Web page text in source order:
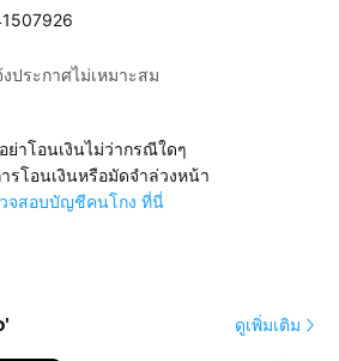
งประกาศไม่เหมาะสม
ย่าโอนเงินไม่ว่ากรณีใดๆ
รโอนเงินหรือมัดจำล่วงหน้า
จสอบบัญชีคนโกง ที่นี่
' ดูเพิ่มเติม